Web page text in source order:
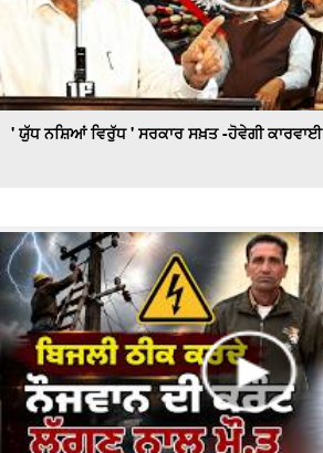
' ਯੁੱਧ ਨਸ਼ਿਆਂ ਵਿਰੁੱਧ ' ਸਰਕਾਰ ਸਖ਼ਤ -ਹੋਵੇਗੀ ਕਾਰਵਾਈ